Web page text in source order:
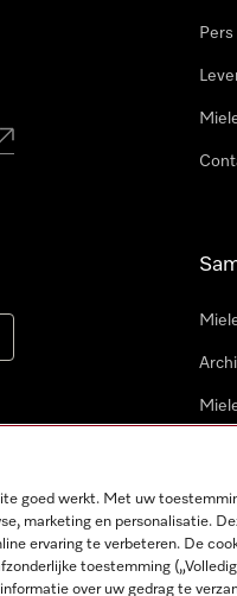
Pers
goed werkt. Met uw
marketing en personalisatie.
ervaring te verbeteren. De
toestemming
over uw gedrag te